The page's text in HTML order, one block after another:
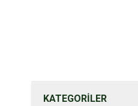
KATEGORILER